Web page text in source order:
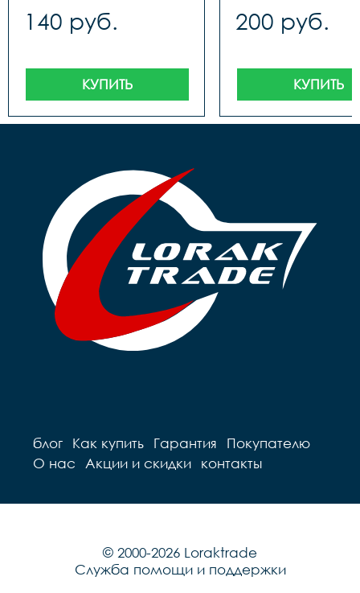
140 руб.
КУПИТЬ
200 руб.
КУПИТЬ
блог Как купить Гарантия
Покупателю
О нас
Акции и скидки контакты
© 2000-2026 Loraktrade
Служба помощи и поддержки